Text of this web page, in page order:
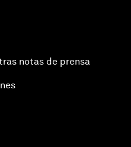
notas de prensa